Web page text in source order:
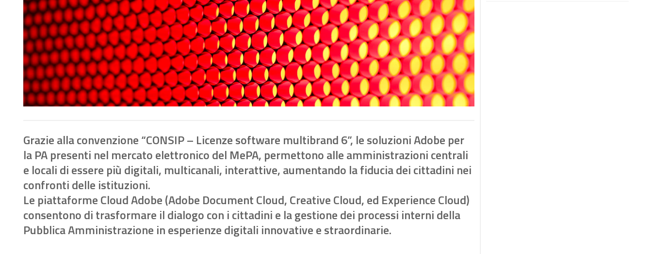
Grazie alla convenzione “CONSIP – Licenze software multibrand 6”, le soluzioni Adobe per
la PA presenti nel mercato elettronico del MePA, permettono alle amministrazioni centrali
e locali di essere più digitali, multicanali, interattive, aumentando la fiducia dei cittadini nei
confronti delle istituzioni.
Le piattaforme Cloud Adobe (Adobe Document Cloud, Creative Cloud, ed Experience Cloud)
consentono di trasformare il dialogo con i cittadini e la gestione dei processi interni della
Pubblica Amministrazione in esperienze digitali innovative e straordinarie.